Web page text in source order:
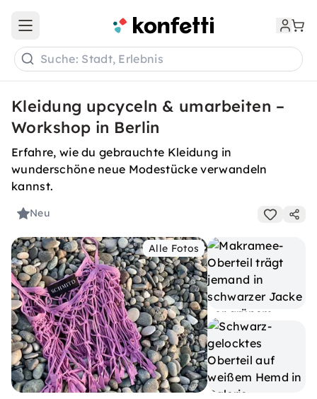
Open main menu
Suche: Stadt, Erlebnis
Kleidung upcyceln & umarbeiten –
Workshop in Berlin
Erfahre, wie du gebrauchte Kleidung in
wunderschöne neue Modestücke verwandeln
kannst.
Neu
Alle Fotos